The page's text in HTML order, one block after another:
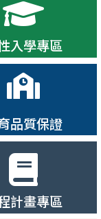
部校長領導卓越
校際體育交流-
盃社會組團體冠軍
開跑！！
男籃賽 榮獲亞軍
賽」榮獲 二連
弗里蒙特桌
會長，全體親師
國桌球公開賽-
動研究比賽優選，
通安全教育成果
入學專區
品質保證
計畫專區